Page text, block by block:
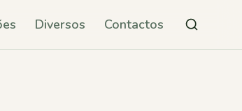
Diversos Contactos